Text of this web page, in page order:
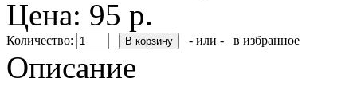
Цена: 95 р.
Количество: - или - в избранное
Описание